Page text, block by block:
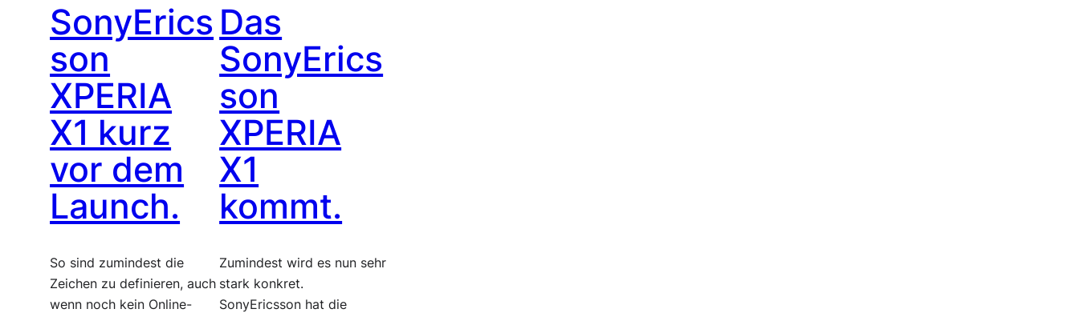
SonyErics
son
XPERIA
X1 kurz
vor dem
Launch.
So sind zumindest die
Zeichen zu definieren, auch
wenn noch kein Online-
Das
SonyErics
son
XPERIA
X1
kommt.
Zumindest wird es nun sehr
stark konkret.
SonyEricsson hat die